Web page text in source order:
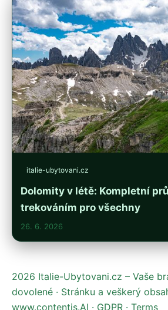
italie-ubytovani.cz
Dolomity v létě: Kompletní
trekováním pro všechny
26. 6. 2026
2026 Italie-Ubytovani.cz – Vaše
dovolené · Stránku a veškerý
www.contentis.AI · GDPR · Terms